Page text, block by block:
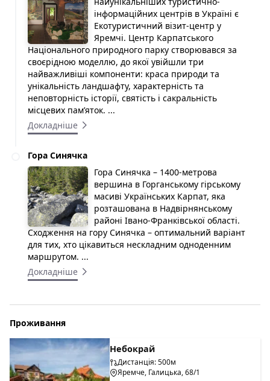
інформаційних центрів в Україні є
Екотуристичний візит-центр у
Яремчі. Центр Карпатського
Національного природного парку створювався за
своєрідною моделлю, до якої увійшли три
найважливіші компоненти: краса природи та
унікальність ландшафту, характерність та
неповторність історії, святість і сакральність
місцевих пам’яток. ...
Докладніше
Гора Синячка
Гора Синячка – 1400-метрова
вершина в Горганському гірському
масиві Українських Карпат, яка
розташована в Надвірнянському
районі Івано-Франківської області.
Сходження на гору Синячка – оптимальний варіант
для тих, хто цікавиться нескладним одноденним
маршрутом. ...
Докладніше
Проживання
Небокрай
Дистанція: 500м
Яремче, Галицька, 68/1